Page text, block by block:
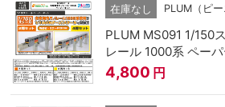
在庫なし PLUM（ピ
PLUM MS091 1/150
レール 1000系 ペー
4,800 円